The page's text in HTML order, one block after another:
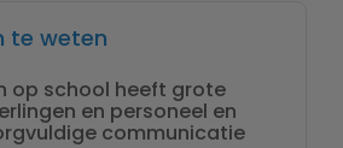
te weten
op school heeft grote
en personeel en
communicatie